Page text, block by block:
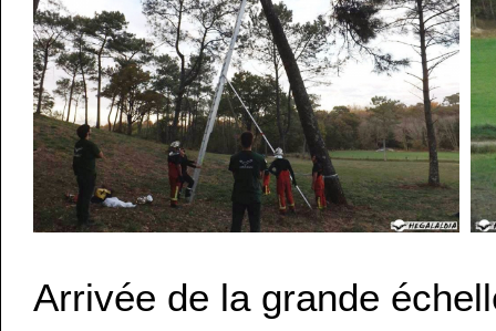
Arrivée de la grande